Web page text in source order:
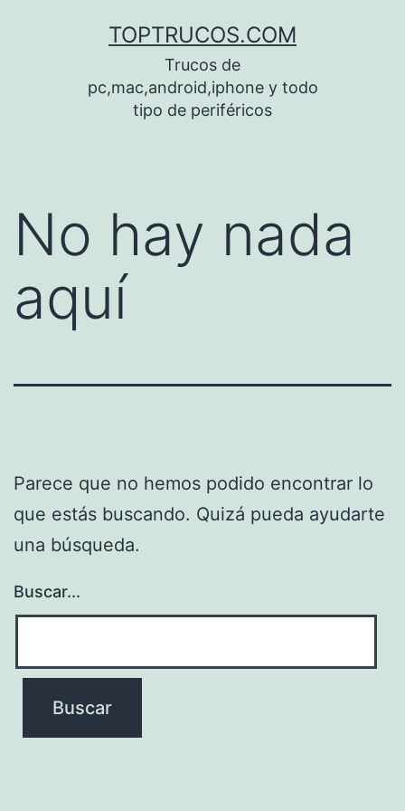
TOPTRUCOS.COM
Trucos de
pc,mac,android,iphone y todo
tipo de periféricos
No hay nada
aquí
Parece que no hemos podido encontrar lo
que estás buscando. Quizá pueda ayudarte
una búsqueda.
Buscar...